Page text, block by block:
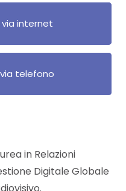
in Relazioni
Digitale Globale
internet
telefono